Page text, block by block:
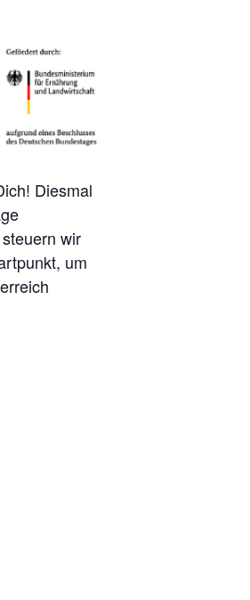
Diesmal
wir
um